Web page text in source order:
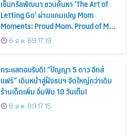
เซ็นทรัลพัฒนา ชวนค้นหา ‘The Art of
Letting Go’ ผ่านแคมเปญ Mom
Moments: Proud Mom. Proud of My
Mom.6 ส.ค. 69 17:19
กระแสตอบรับดี! “ปัญญา 5 ดาว อีทส์
แฟร์” เดินหน้าสู่ฝั่งธนฯ จัดใหญ่กว่าเดิม
ร้านเด็ดเพิ่ม อิ่มฟิน 10 วันเต็ม!
6 ส.ค. 69 17:15